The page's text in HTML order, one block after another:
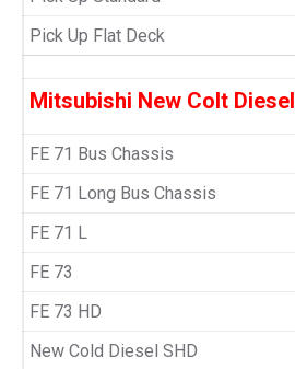
Pick Up Flat Deck
Mitsubishi New Colt Diesel
FE 71 Bus Chassis
FE 71 Long Bus Chassis
FE 71 L
FE 73
FE 73 HD
New Cold Diesel SHD